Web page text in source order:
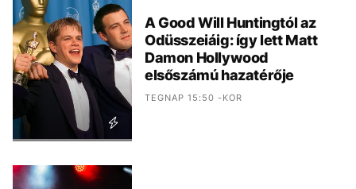
A Good Will Huntingtól az
Odüsszeiáig: így lett Matt
Damon Hollywood
elsőszámú hazatérője
TEGNAP 15:50 -KOR